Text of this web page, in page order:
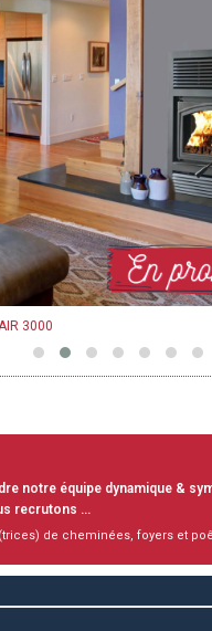
3000
notre équipe dynamique &
recrutons …
de cheminées, foyers et